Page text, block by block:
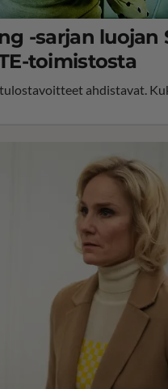
-sarjan luojan
toimistosta
ahdistavat.